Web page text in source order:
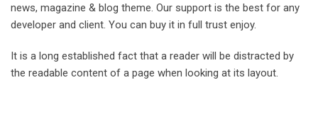
news, magazine & blog theme. Our support is the best for any
developer and client. You can buy it in full trust enjoy.
It is a long established fact that a reader will be distracted by
the readable content of a page when looking at its layout.